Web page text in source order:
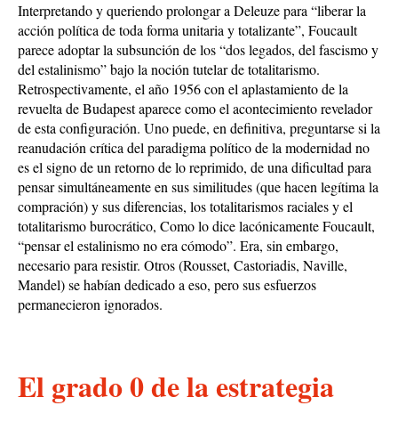
Interpretando y queriendo prolongar a Deleuze para “liberar la
acción política de toda forma unitaria y totalizante”, Foucault
parece adoptar la subsunción de los “dos legados, del fascismo y
del estalinismo” bajo la noción tutelar de totalitarismo.
Retrospectivamente, el año 1956 con el aplastamiento de la
revuelta de Budapest aparece como el acontecimiento revelador
de esta configuración. Uno puede, en definitiva, preguntarse si la
reanudación crítica del paradigma político de la modernidad no
es el signo de un retorno de lo reprimido, de una dificultad para
pensar simultáneamente en sus similitudes (que hacen legítima la
compración) y sus diferencias, los totalitarismos raciales y el
totalitarismo burocrático, Como lo dice lacónicamente Foucault,
“pensar el estalinismo no era cómodo”. Era, sin embargo,
necesario para resistir. Otros (Rousset, Castoriadis, Naville,
Mandel) se habían dedicado a eso, pero sus esfuerzos
permanecieron ignorados.
El grado 0 de la estrategia